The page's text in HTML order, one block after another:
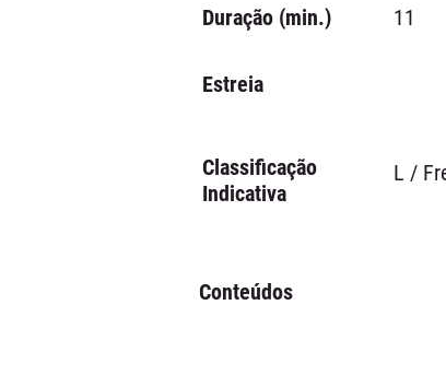
Duração (min.) 11
Estreia
Classificação
Indicativa
L /
Conteúdos